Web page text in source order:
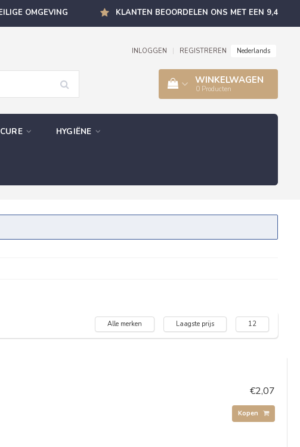
OMGEVING KLANTEN BEOORDELEN ONS MET EEN 9,4
INLOGGEN REGISTREREN Nederlands
WINKELWAGEN
0 Producten
HYGIËNE
Alle merken Laagste prijs 12
€2,07
Kopen